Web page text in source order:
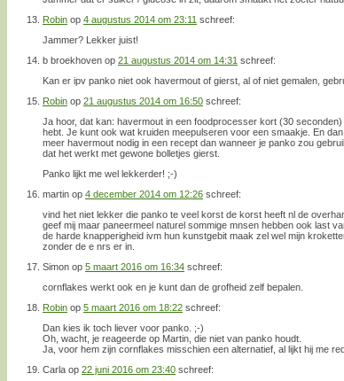
Robin op 4 augustus 2014 om 23:11 schreef:
Jammer? Lekker juist!
b broekhoven op 21 augustus 2014 om 14:31 schreef:
Kan er ipv panko niet ook havermout of gierst, al of niet gemalen,
Robin op 21 augustus 2014 om 16:50 schreef:
Ja hoor, dat kan: havermout in een foodprocesser kort (30
hebt. Je kunt ook wat kruiden meepulseren voor een smaakje. En
meer havermout nodig in een recept dan wanneer je panko zou
dat het werkt met gewone bolletjes gierst.
Panko lijkt me wel lekkerder! ;-)
martin op 4 december 2014 om 12:26 schreef:
vind het niet lekker die panko te veel korst de korst heeft nl de
geef mij maar paneermeel naturel sommige mnsen hebben ook last
de harde knapperigheid ivm hun kunstgebit maak zel wel mijn
zonder de e nrs er in.
Simon op 5 maart 2016 om 16:34 schreef:
cornflakes werkt ook en je kunt dan de grofheid zelf bepalen.
Robin op 5 maart 2016 om 18:22 schreef:
Dan kies ik toch liever voor panko. ;-)
Oh, wacht, je reageerde op Martin, die niet van panko houdt.
Ja, voor hem zijn cornflakes misschien een alternatief, al lijkt hij me
Carla op 22 juni 2016 om 23:40 schreef: